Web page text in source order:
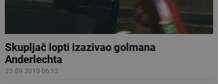
Skupljač lopti izazivao golmana
Anderlechta
25.09.2010 06:13